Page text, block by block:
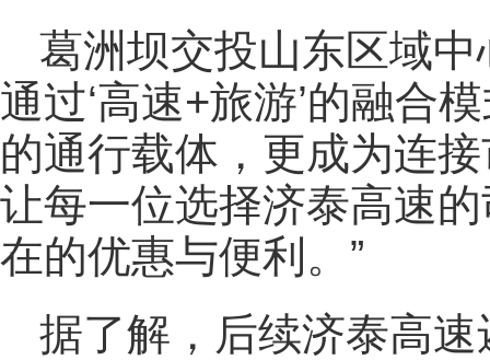
葛洲坝交投山东区域
通过‘高速+旅游’的融合
的通行载体，更成为连
让每一位选择济泰高速
在的优惠与便利。”
据了解，后续济泰高